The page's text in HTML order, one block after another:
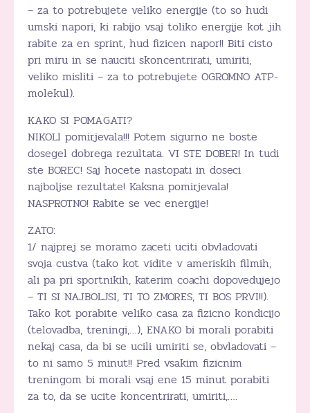
– za to potrebujete veliko energije (to so hudi
umski napori, ki rabijo vsaj toliko energije kot jih
rabite za en sprint, hud fizicen napor!! Biti cisto
pri miru in se nauciti skoncentrirati, umiriti,
veliko misliti – za to potrebujete OGROMNO ATP-
molekul).
KAKO SI POMAGATI?
NIKOLI pomirjevala!!! Potem sigurno ne boste
dosegel dobrega rezultata. VI STE DOBER! In tudi
ste BOREC! Saj hocete nastopati in doseci
najboljse rezultate! Kaksna pomirjevala!
NASPROTNO! Rabite se vec energije!
ZATO:
1/ najprej se moramo zaceti uciti obvladovati
svoja custva (tako kot vidite v ameriskih filmih,
ali pa pri sportnikih, katerim coachi dopovedujejo
– TI SI NAJBOLJSI, TI TO ZMORES, TI BOS PRVI!!).
Tako kot porabite veliko casa za fizicno kondicijo
(telovadba, treningi,…), ENAKO bi morali porabiti
nekaj casa, da bi se ucili umiriti se, obvladovati –
to ni samo 5 minut!! Pred vsakim fizicnim
treningom bi morali vsaj ene 15 minut porabiti
za to, da se ucite koncentrirati, umiriti,….